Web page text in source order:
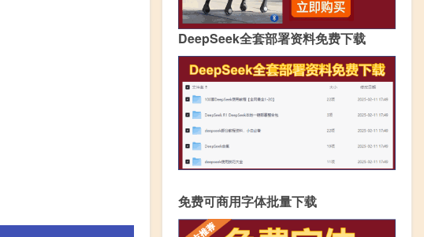
DeepSeek全套部署资料免费下载
免费可商用字体批量下载